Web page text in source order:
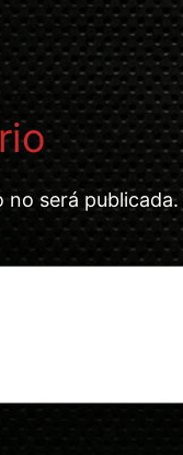
será publicada.